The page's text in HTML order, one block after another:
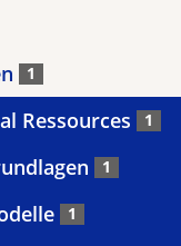
1
Ressources 1
1
1